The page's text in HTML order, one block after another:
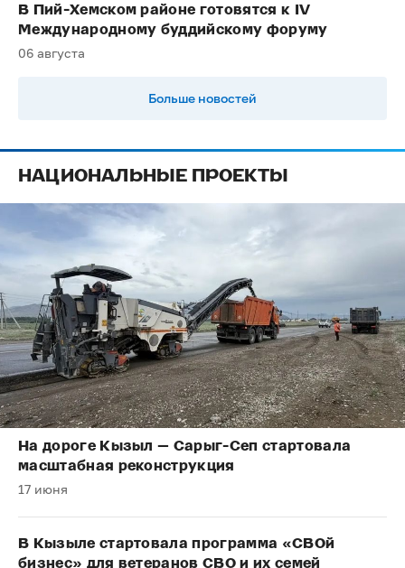
В Пий-Хемском районе готовятся к IV
Международному буддийскому форуму
06 августа
Больше новостей
НАЦИОНАЛЬНЫЕ ПРОЕКТЫ
На дороге Кызыл — Сарыг-Сеп стартовала
масштабная реконструкция
17 июня
В Кызыле стартовала программа «СВОй
бизнес» для ветеранов СВО и их семей